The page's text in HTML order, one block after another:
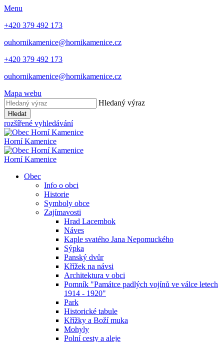
Menu
+420 379 492 173
ouhornikamenice@hornikamenice.cz
+420 379 492 173
ouhornikamenice@hornikamenice.cz
Mapa webu
Hledaný výraz
Hledat
rozšířené vyhledávání
Horní Kamenice
Horní Kamenice
Obec
Info o obci
Historie
Symboly obce
Zajímavosti
Hrad Lacembok
Náves
Kaple svatého Jana Nepomuckého
Sýpka
Panský dvůr
Křížek na návsi
Architektura v obci
Pomník "Památce padlých vojínů ve válce letech
1914 - 1920"
Park
Historické tabule
Křížky a Boží muka
Mohyly
Polní cesty a aleje